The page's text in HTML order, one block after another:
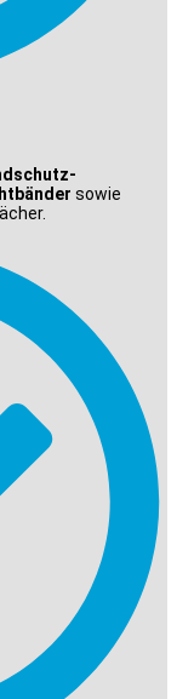
sowie